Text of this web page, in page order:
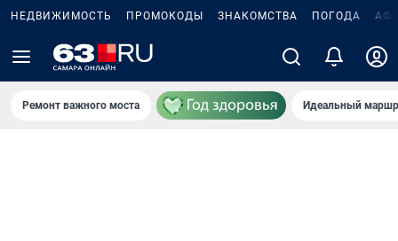
НЕДВИЖИМОСТЬ ПРОМОКОДЫ ЗНАКОМСТВА ПОГОДА
Ремонт важного моста Идеальный